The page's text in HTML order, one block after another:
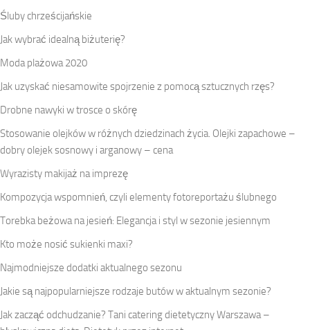
Śluby chrześcijańskie
Jak wybrać idealną biżuterię?
Moda plażowa 2020
Jak uzyskać niesamowite spojrzenie z pomocą sztucznych rzęs?
Drobne nawyki w trosce o skórę
Stosowanie olejków w różnych dziedzinach życia. Olejki zapachowe –
dobry olejek sosnowy i arganowy – cena
Wyrazisty makijaż na imprezę
Kompozycja wspomnień, czyli elementy fotoreportażu ślubnego
Torebka beżowa na jesień: Elegancja i styl w sezonie jesiennym
Kto może nosić sukienki maxi?
Najmodniejsze dodatki aktualnego sezonu
Jakie są najpopularniejsze rodzaje butów w aktualnym sezonie?
Jak zacząć odchudzanie? Tani catering dietetyczny Warszawa –